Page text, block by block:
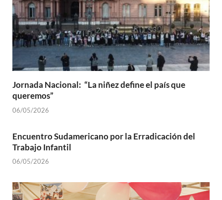
Jornada Nacional: “La niñez define el país que
queremos”
06/05/2026
Encuentro Sudamericano por la Erradicación del
Trabajo Infantil
06/05/2026